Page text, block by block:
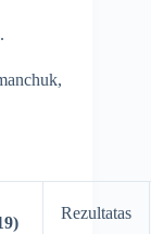
Rezultatas